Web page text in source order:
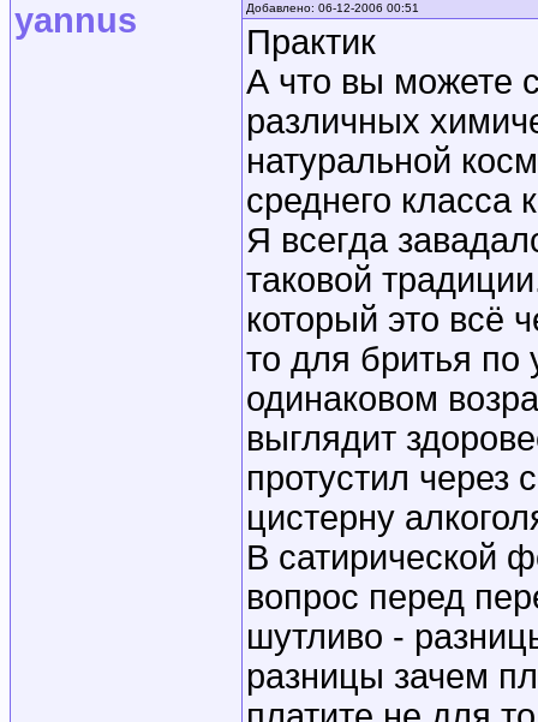
yannus Добавлено: 06-12-2006 00:51
Практик
А что вы можете
различных
натуральной
среднего класса
Я всегда
таковой
который это всё
то для бритья
одинаковом
выглядит
протустил через
цистерну
В сатирической
вопрос перед
шутливо -
разницы зачем